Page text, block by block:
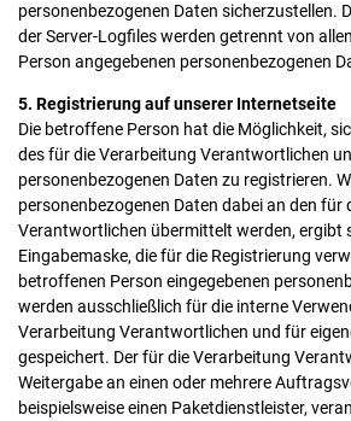
personenbezogenen Daten sicherzustellen.
der Server-Logfiles werden getrennt von
Person angegebenen personenbezogenen
5. Registrierung auf unserer Internetseite
Die betroffene Person hat die Möglichkeit,
des für die Verarbeitung Verantwortlichen
personenbezogenen Daten zu registrieren.
personenbezogenen Daten dabei an den für
Verantwortlichen übermittelt werden, ergibt
Eingabemaske, die für die Registrierung
betroffenen Person eingegebenen
werden ausschließlich für die interne
Verarbeitung Verantwortlichen und für
gespeichert. Der für die Verarbeitung
Weitergabe an einen oder mehrere
beispielsweise einen Paketdienstleister,